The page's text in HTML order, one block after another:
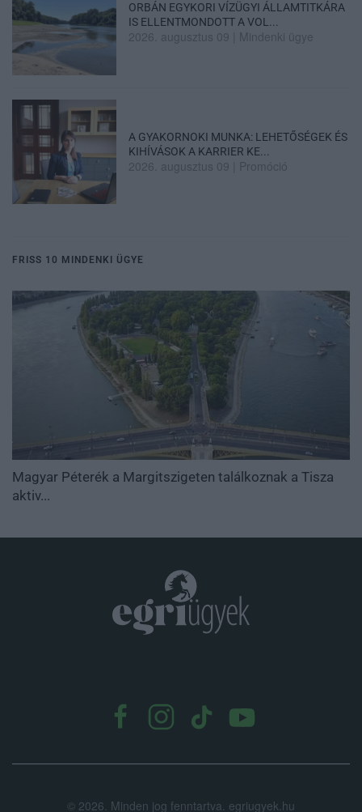
ORBÁN EGYKORI VÍZÜGYI ÁLLAMTITKÁRA
IS ELLENTMONDOTT A VOL...
2026. augusztus 09 Mindenki ügye
A GYAKORNOKI MUNKA: LEHETŐSÉGEK ÉS
KIHÍVÁSOK A KARRIER KE...
2026. augusztus 09 Promóció
FRISS 10 MINDENKI ÜGYE
Magyar Péterék a Margitszigeten találkoznak a Tisza
aktiv...
© 2026. Minden jog fenntartva. egriugyek.hu